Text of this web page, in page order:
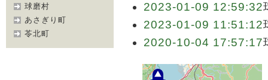
球磨村
あさぎり町
苓北町
2023-01-09 12:59:32
2023-01-09 11:51:12
2020-10-04 17:57:17